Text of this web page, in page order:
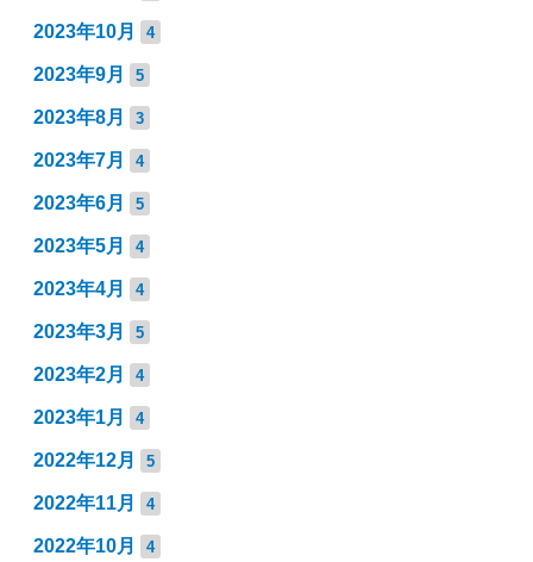
2023年10月 4
2023年9月 5
2023年8月 3
2023年7月 4
2023年6月 5
2023年5月 4
2023年4月 4
2023年3月 5
2023年2月 4
2023年1月 4
2022年12月 5
2022年11月 4
2022年10月 4